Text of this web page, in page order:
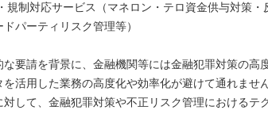
規制対応サービス（マネロン・テロ資金供与対策
パーティリスク管理等）
な要請を背景に、金融機関等には金融犯罪対策の高
を活用した業務の高度化や効率化が避けて通れませ
対して、金融犯罪対策や不正リスク管理におけるテ